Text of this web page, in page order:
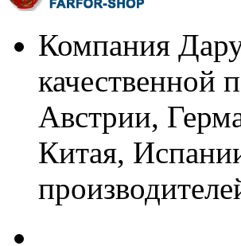
Компания
качественной
Австрии,
Китая,